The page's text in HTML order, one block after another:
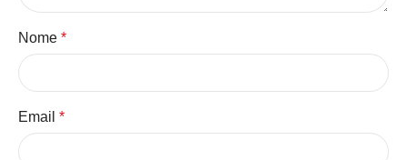
Nome *
Email *